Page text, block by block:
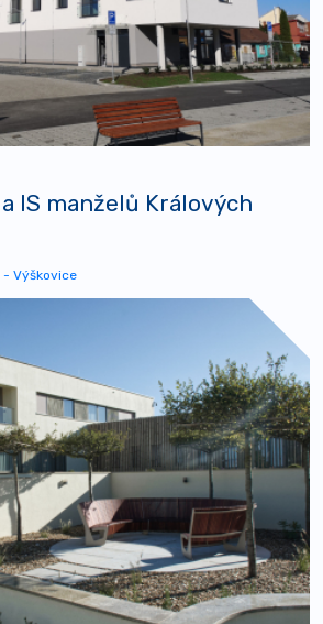
a IS manželů Králových
- Výškovice